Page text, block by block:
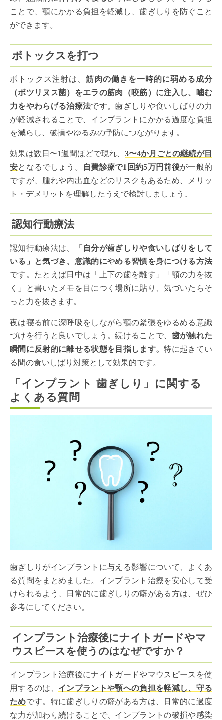
ことで、顎にかかる負担を軽減し、歯ぎしりを防ぐこと
ができます。
ボトックスを打つ
ボトックス注射は、筋肉の働きを一時的に弱める成分
（ボツリヌス菌）をエラの筋肉（咬筋）に注入し、噛む
力をやわらげる治療法です。歯ぎしりや食いしばりの力
が軽減されることで、インプラントにかかる過度な負担
を減らし、破損やゆるみの予防につながります。
効果は数日〜1週間ほどで現れ、 3〜4か月ごとの継続が目
安となるでしょう。 自費診療で1回約5万円前後が一般的
ですが、腫れや内出血などのリスクもあるため、メリッ
ト・デメリットを理解したうえで検討しましょう。
認知行動療法
認知行動療法は、
「自分が歯ぎしりや食いしばりをして
いる」と気づき、意識的にやめる習慣を身につける方法
です。たとえば日中は「上下の歯を離す」「顎の力を抜
く」と書いたメモを目につく場所に貼り、気づいたらそ
っと力を抜きます。
夜は寝る前に深呼吸をしながら顎の緊張をゆるめる意識
づけを行うと良いでしょう。続けることで、 歯が触れた
瞬間に反射的に離せる状態を目指します。特に起きてい
る間の食いしばり対策として効果的です。
「インプラント 歯ぎしり」に関する
よくある質問
歯ぎしりがインプラントに与える影響について、よくあ
る質問をまとめました。インプラント治療を安心して受
けられるよう、日常的に歯ぎしりの癖がある方は、ぜひ
参考にしてください。
インプラント治療後にナイトガードやマ
ウスピースを使うのはなぜですか？
インプラント治療後にナイトガードやマウスピースを使
用するのは、 インプラントや顎への負担を軽減し、守る
ためです。特に歯ぎしりの癖がある方は、日常的に過度
な力が加わり続けることで、インプラントの破損や感染